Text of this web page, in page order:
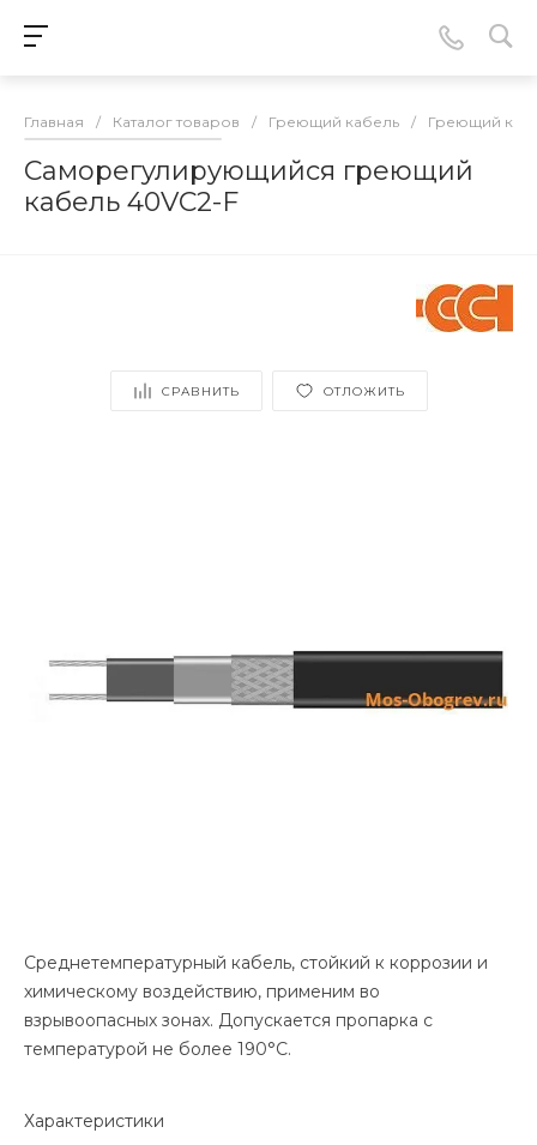
Главная / Каталог товаров / Греющий кабель / Греющий
Саморегулирующийся греющий
кабель 40VC2-F
СРАВНИТЬ ОТЛОЖИТЬ
Среднетемпературный кабель, стойкий к коррозии и
химическому воздействию, применим во
взрывоопасных зонах. Допускается пропарка с
температурой не более 190°С.
Характеристики